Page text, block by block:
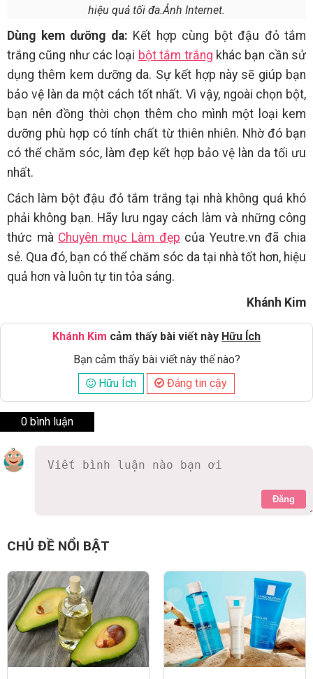
hiệu quả tối đa.Ảnh Internet.
Dùng kem dưỡng da: Kết hợp cùng bột đậu đỏ tắm
trắng cũng như các loại bột tắm trắng khác bạn cần sử
dụng thêm kem dưỡng da. Sự kết hợp này sẽ giúp bạn
bảo vệ làn da một cách tốt nhất. Vì vậy, ngoài chọn bột,
bạn nên đồng thời chọn thêm cho mình một loại kem
dưỡng phù hợp có tính chất từ thiên nhiên. Nhờ đó bạn
có thể chăm sóc, làm đẹp kết hợp bảo vệ làn da tối ưu
nhất.
Cách làm bột đậu đỏ tắm trắng tại nhà không quá khó
phải không bạn. Hãy lưu ngay cách làm và những công
thức mà Chuyên mục Làm đẹp của Yeutre.vn đã chia
sẻ. Qua đó, bạn có thể chăm sóc da tại nhà tốt hơn, hiệu
quả hơn và luôn tự tin tỏa sáng.
Khánh Kim
Khánh Kim cảm thấy bài viết này Hữu Ích
Bạn cảm thấy bài viết này thế nào?
Hữu Ích
Đáng tin cậy
0 bình luận
Đăng
CHỦ ĐỀ NỔI BẬT